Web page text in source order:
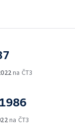
na ČT3
na ČT3